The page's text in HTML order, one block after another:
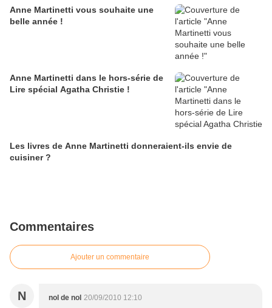
Anne Martinetti vous souhaite une
belle année !
Anne Martinetti dans le hors-série de
Lire spécial Agatha Christie !
Les livres de Anne Martinetti donneraient-ils envie de
cuisiner ?
Commentaires
Ajouter un commentaire
N nol de nol 20/09/2010 12:10